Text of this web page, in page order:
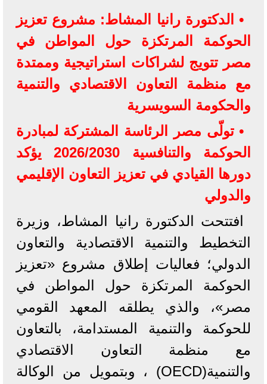
• الدكتورة رانيا المشاط: مشروع تعزيز
الحوكمة المرتكزة حول المواطن في
مصر تتويج لشراكات استراتيجية وممتدة
مع منظمة التعاون الاقتصادي والتنمية
والحكومة السويسرية
• تولّى مصر الرئاسة المشتركة لمبادرة
الحوكمة والتنافسية 2026/2030 يؤكد
دورها القيادي في تعزيز التعاون الإقليمي
والدولي
افتتحت الدكتورة رانيا المشاط، وزيرة
التخطيط والتنمية الاقتصادية والتعاون
الدولي؛ فعاليات إطلاق مشروع «تعزيز
الحوكمة المرتكزة حول المواطن في
مصر»، والذي يطلقه المعهد القومي
للحوكمة والتنمية المستدامة، بالتعاون
مع منظمة التعاون الاقتصادي
والتنمية(OECD) ، وبتمويل من الوكالة